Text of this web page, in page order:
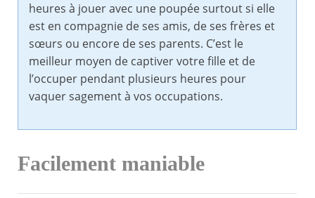
heures à jouer avec une poupée surtout si elle
est en compagnie de ses amis, de ses frères et
sœurs ou encore de ses parents. C’est le
meilleur moyen de captiver votre fille et de
l’occuper pendant plusieurs heures pour
vaquer sagement à vos occupations.
Facilement maniable